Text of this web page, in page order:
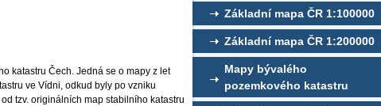
Základní mapa ČR 1:100000
Základní mapa ČR 1:200000
Mapy bývalého
pozemkového katastru
katastru Čech. Jedná se o mapy z let
ve Vídni, odkud byly po vzniku
tzv. originálních map stabilního katastru